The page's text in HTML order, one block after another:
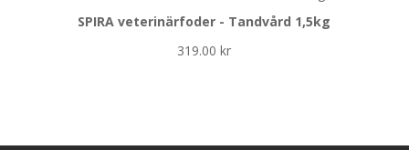
SPIRA veterinärfoder - Tandvård 1,5kg
319.00kr